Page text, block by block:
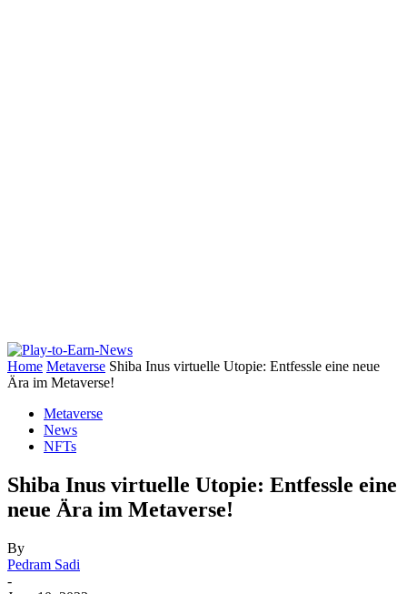
Home Metaverse Shiba Inus virtuelle Utopie: Entfessle eine neue
Ära im Metaverse!
Metaverse
News
NFTs
Shiba Inus virtuelle Utopie: Entfessle eine
neue Ära im Metaverse!
By
Pedram Sadi
-